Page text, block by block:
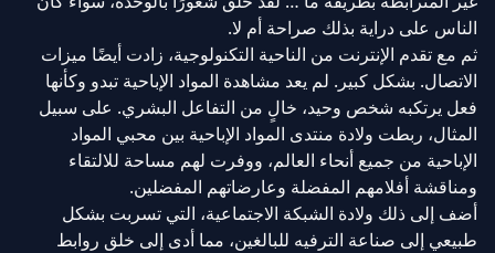
الناس على دراية بذلك صراحة أم لا.
ثم مع تقدم الإنترنت من الناحية التكنولوجية، زادت أيضًا ميزات
الاتصال. بشكل كبير. لم يعد مشاهدة المواد الإباحية تبدو وكأنها
فعل يرتكبه شخص وحيد، خالٍ من التفاعل البشري. على سبيل
المثال، ربطت ولادة منتدى المواد الإباحية بين محبي المواد
الإباحية من جميع أنحاء العالم، ووفرت لهم مساحة للالتقاء
ومناقشة أفلامهم المفضلة وعارضاتهم المفضلين.
أضف إلى ذلك ولادة الشبكة الاجتماعية، التي تسربت بشكل
طبيعي إلى صناعة الترفيه للبالغين، مما أدى إلى خلق روابط